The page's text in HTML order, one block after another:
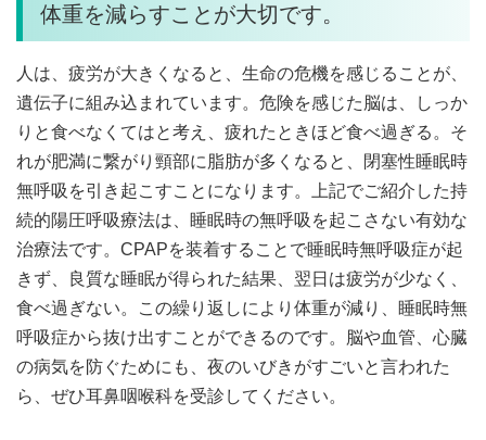
体重を減らすことが大切です。
人は、疲労が大きくなると、生命の危機を感じることが、
遺伝子に組み込まれています。危険を感じた脳は、しっか
りと食べなくてはと考え、疲れたときほど食べ過ぎる。そ
れが肥満に繋がり頸部に脂肪が多くなると、閉塞性睡眠時
無呼吸を引き起こすことになります。上記でご紹介した持
続的陽圧呼吸療法は、睡眠時の無呼吸を起こさない有効な
治療法です。CPAPを装着することで睡眠時無呼吸症が起
きず、良質な睡眠が得られた結果、翌日は疲労が少なく、
食べ過ぎない。この繰り返しにより体重が減り、睡眠時無
呼吸症から抜け出すことができるのです。脳や血管、心臓
の病気を防ぐためにも、夜のいびきがすごいと言われた
ら、ぜひ耳鼻咽喉科を受診してください。